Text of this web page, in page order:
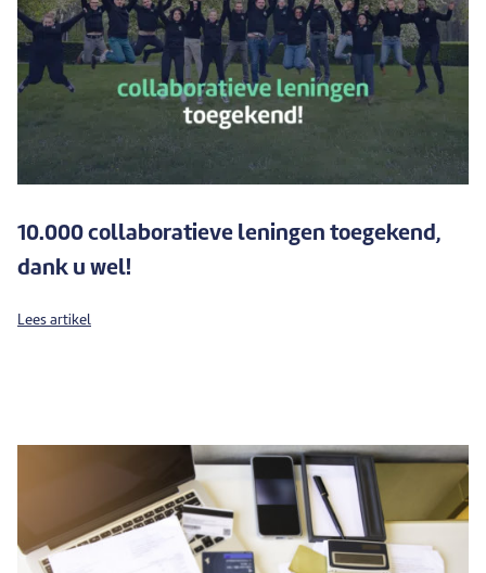
10.000 collaboratieve leningen toegekend,
dank u wel!
Lees artikel